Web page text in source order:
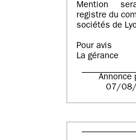
Mention
registre du
sociétés de
Pour avis
La gérance
Annonce
07/